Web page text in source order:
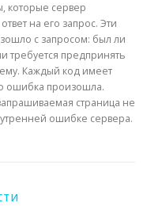
которые сервер
на его запрос. Эти
с запросом: был ли
предпринять
Каждый код имеет
ошибка произошла.
страница не
ошибке сервера.